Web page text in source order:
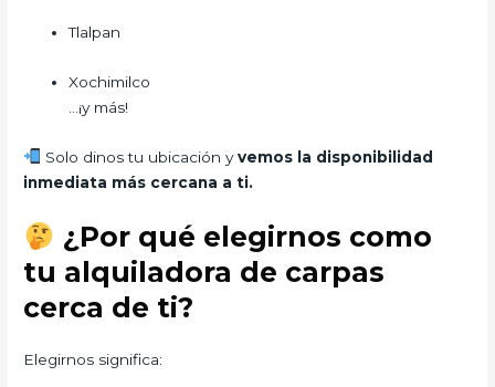
Tlalpan
Xochimilco
…¡y más!
Solo dinos tu ubicación yvemos la disponibilidad
inmediata más cercana a ti.
¿Por qué elegirnos como
tu alquiladora de carpas
cerca de ti?
Elegirnos significa: